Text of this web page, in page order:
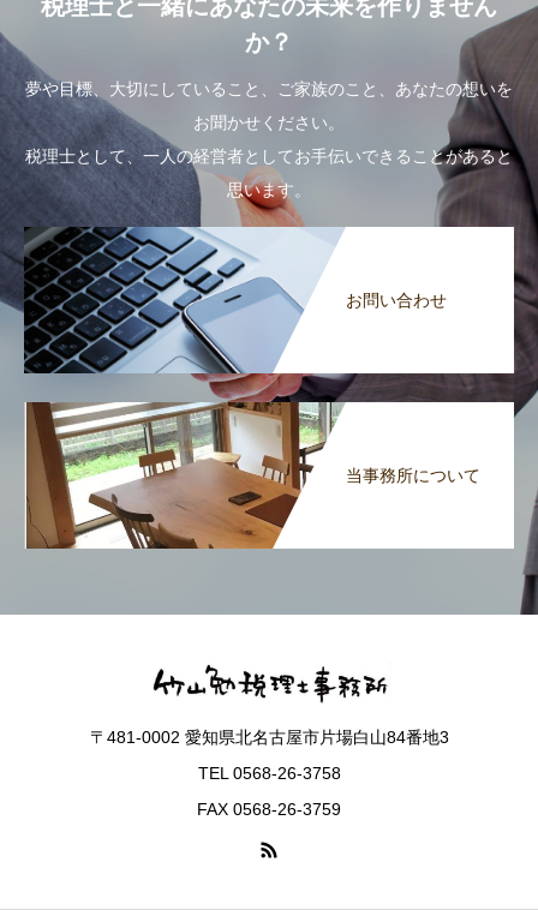
税理士と一緒にあなたの未来を作りません
か？
夢や目標、大切にしていること、ご家族のこと、あなたの想いを
お聞かせください。
税理士として、一人の経営者としてお手伝いできることがあると
思います。
お問い合わせ
当事務所について
〒481-0002 愛知県北名古屋市片場白山84番地3
TEL 0568-26-3758
FAX 0568-26-3759